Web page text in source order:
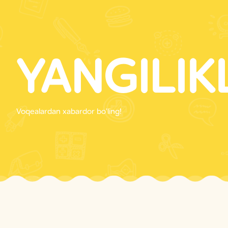
Voqealardan xabardor bo'ling!